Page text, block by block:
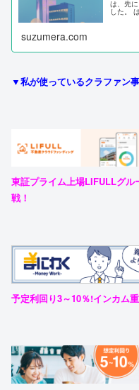
は、先
した。
suzumera.com
▼私が使っているクラファン
東証プライム上場LIFULLグル
戦！
予定利回り3～10％!インカム